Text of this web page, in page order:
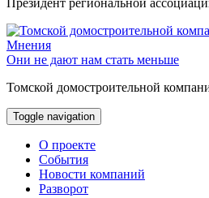
Президент региональной
Мнения
Они не дают нам стать меньше
Томской домостроительной
Toggle navigation
О проекте
События
Новости компаний
Разворот